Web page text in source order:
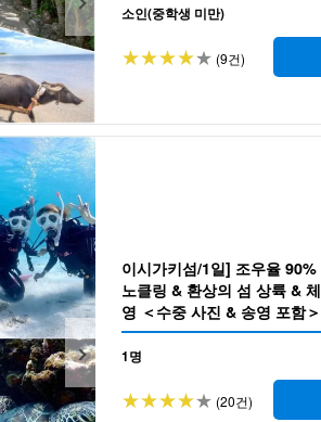
소인(중학생 미만)
(9건)
이시가키섬/1일] 조우율
노클링 & 환상의 섬 상륙 &
영 ＜수중 사진 & 송영 포함
(No.525)
1명
(20건)